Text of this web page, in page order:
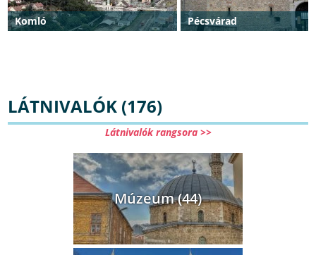
Komló Pécsvárad
LÁTNIVALÓK (176)
Látnivalók rangsora >>
Múzeum (44)